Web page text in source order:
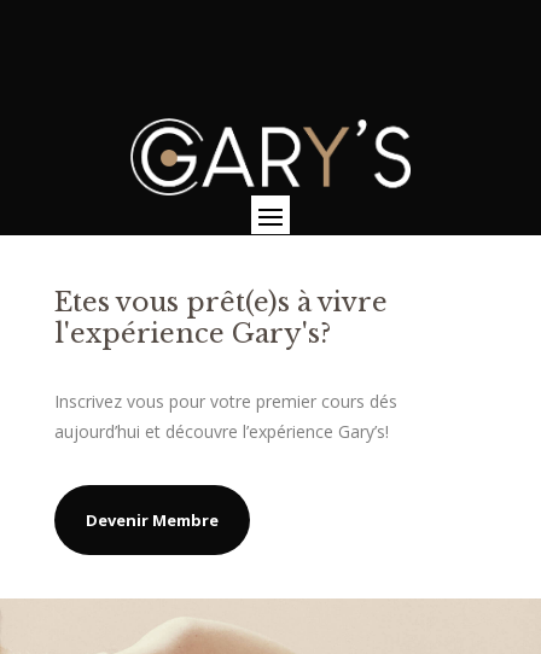
Etes vous prêt(e)s à vivre
l'expérience Gary's?
Inscrivez vous pour votre premier cours dés
aujourd’hui et découvre l’expérience Gary’s!
Devenir Membre